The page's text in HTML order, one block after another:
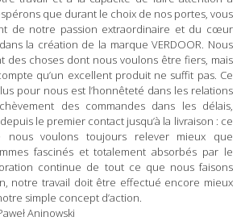
que durant le choix de nos portes, vous
de notre passion extraordinaire et du cœur
la création de la marque VERDOOR. Nous
des choses dont nous voulons être fiers, mais
qu’un excellent produit ne suffit pas. Ce
pour nous est l’honnêteté dans les relations
des commandes dans les délais,
le premier contact jusqu’à la livraison : ce
voulons toujours relever mieux que
fascinés et totalement absorbés par le
continue de tout ce que nous faisons
notre travail doit être effectué encore mieux
simple concept d’action.
Aninowski